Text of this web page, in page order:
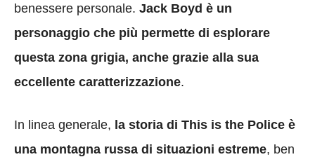
benessere personale. Jack Boyd è un
personaggio che più permette di esplorare
questa zona grigia, anche grazie alla sua
eccellente caratterizzazione.
In linea generale, la storia di This is the Police è
una montagna russa di situazioni estreme, ben